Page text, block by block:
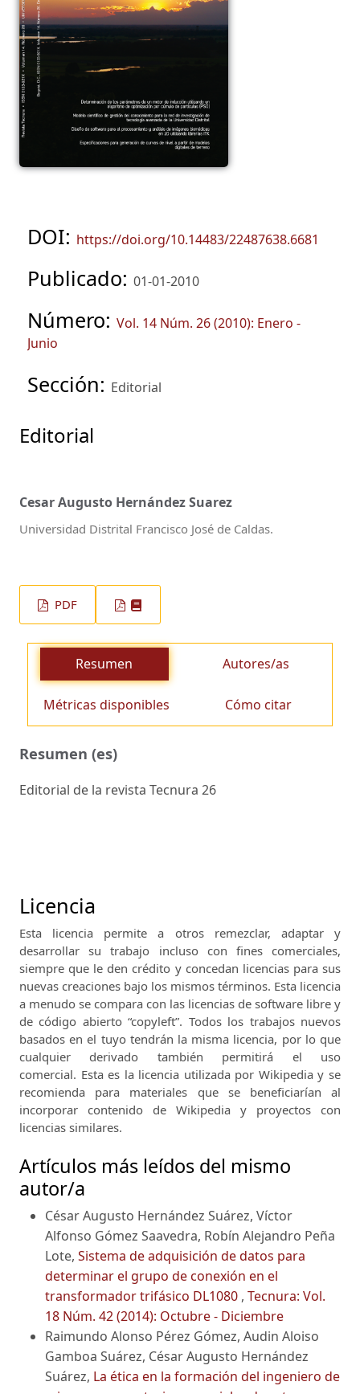
DOI: https://doi.org/10.14483/22487638.6681
Publicado: 01-01-2010
Número: Vol. 14 Núm. 26 (2010): Enero -
Junio
Sección: Editorial
Editorial
Cesar Augusto Hernández Suarez
Universidad Distrital Francisco José de Caldas.
PDF
Resumen Autores/as
Métricas disponibles Cómo citar
Resumen (es)
Editorial de la revista Tecnura 26
Licencia
Esta licencia permite a otros remezclar, adaptar y
desarrollar su trabajo incluso con fines comerciales,
siempre que le den crédito y concedan licencias para sus
nuevas creaciones bajo los mismos términos. Esta licencia
a menudo se compara con las licencias de software libre y
de código abierto “copyleft”. Todos los trabajos nuevos
basados ​​en el tuyo tendrán la misma licencia, por lo que
cualquier derivado también permitirá el uso
comercial. Esta es la licencia utilizada por Wikipedia y se
recomienda para materiales que se beneficiarían al
incorporar contenido de Wikipedia y proyectos con
licencias similares.
Artículos más leídos del mismo
autor/a
César Augusto Hernández Suárez, Víctor
Alfonso Gómez Saavedra, Robín Alejandro Peña
Lote, Sistema de adquisición de datos para
determinar el grupo de conexión en el
transformador trifásico DL1080 , Tecnura: Vol.
18 Núm. 42 (2014): Octubre - Diciembre
Raimundo Alonso Pérez Gómez, Audin Aloiso
Gamboa Suárez, César Augusto Hernández
Suárez, La ética en la formación del ingeniero de